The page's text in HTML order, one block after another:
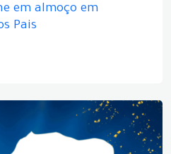
em almoço em
Pais